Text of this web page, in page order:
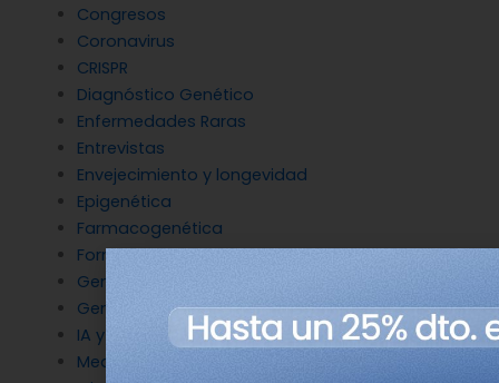
Congresos
Coronavirus
CRISPR
Diagnóstico Genético
Enfermedades Raras
Entrevistas
Envejecimiento y longevidad
Epigenética
Farmacogenética
Formación
Genética del cáncer
Genética en Cardiología
IA y Genómica
Medicina Reproductiva